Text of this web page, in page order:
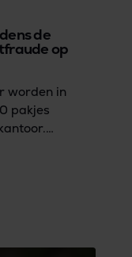
de
op
worden in
pakjes
maar al